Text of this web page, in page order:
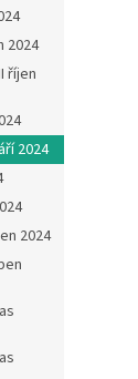
2024
říjen
2024
2024